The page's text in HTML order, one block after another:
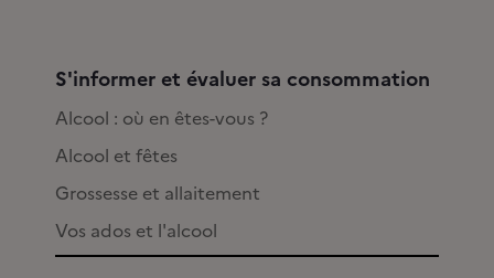
S'informer et évaluer sa consommation
Alcool : où en êtes-vous ?
Alcool et fêtes
Grossesse et allaitement
Vos ados et l'alcool